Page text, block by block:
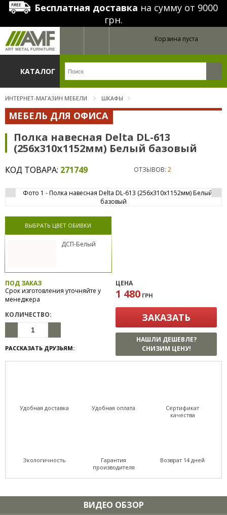
Бесплатная доставка на сумму от 9000
грн.
Корзина пуста
КАТАЛОГ
ИНТЕРНЕТ-МАГАЗИН МЕБЕЛИ ШКАФЫ
МЕБЕЛЬ ДЛЯ ОФИСА
Полка навесная Delta DL-613
(256х310х1152мм) Белый базовый
КОД ТОВАРА: 271749 ОТЗЫВОВ: 2
ВЫБРАТЬ ЦВЕТ ОБИВКИ
ДСП-Белый
ПОД ЗАКАЗ
Срок изготовления уточняйте у
менеджера
КОЛИЧЕСТВО:
РАССКАЗАТЬ ДРУЗЬЯМ:
ЦЕНА
1 480 ГРН
ЗАКАЗАТЬ
НАШЛИ ДЕШЕВЛЕ?
СНИЗИМ ЦЕНУ!
Удобная доставка Удобная оплата
Сертификат
качества
Экологичность
Гарантия
производителя
Возврат 14 дней
ВИДЕО ОБЗОР